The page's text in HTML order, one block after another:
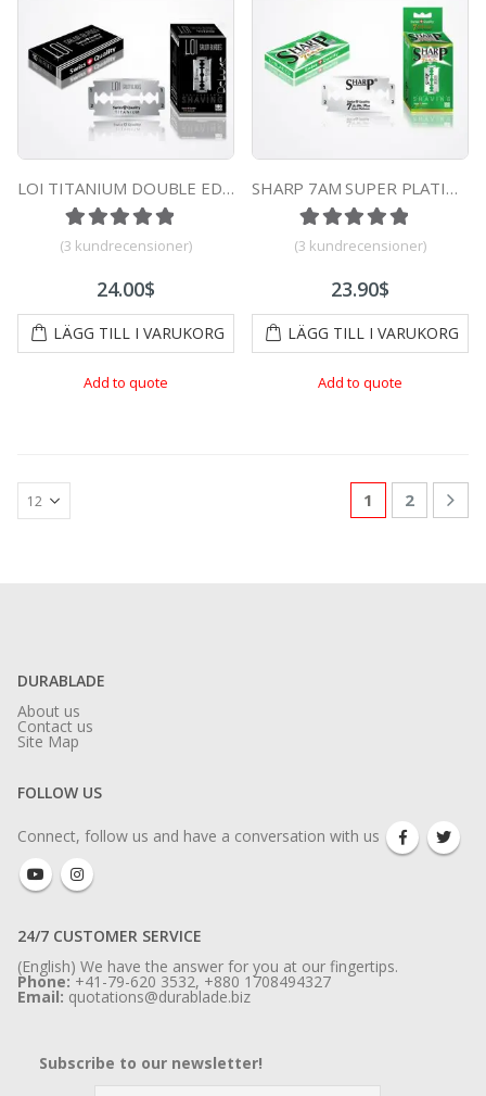
LOI TITANIUM DOUBLE EDGE DURABLADE SWISS QUALITY RAZOR BLADES T10-B100 PCS
Betygsatt5.00 av 5 baserat på
2
(3 kundrecensioner)
24.00$
LÄGG TILL I VARUKORG
Add to quote
SHARP 7AM SUPER PLATINUM DOUBLE EDGE DURABLADE SWISS QUALITY RAZOR BLADES – T10 B100 PCS
Betygsatt5.00
2
(3 kundrecensioner)
23.90$
LÄGG TILL I VARUKORG
Add to quote
1 2
DURABLADE
About us
Contact us
Site Map
FOLLOW US
Connect, follow us and have a conversation with us
24/7 CUSTOMER SERVICE
(English) We have the answer for you at our fingertips.
Phone:+41-79-620 3532, +880 1708494327
Email: quotations@durablade.biz
Subscribe to our newsletter!